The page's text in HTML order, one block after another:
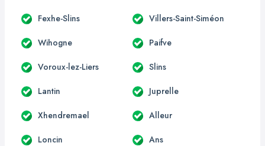
Fexhe-Slins Villers-Saint-Siméon
Wihogne Paifve
Voroux-lez-Liers Slins
Lantin Juprelle
Xhendremael Alleur
Loncin Ans